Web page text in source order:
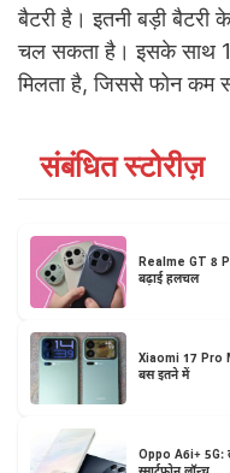
बैटरी है। इतनी बड़ी बैटरी
चल सकता है। इसके साथ
मिलता है, जिससे फोन कम
संबंधित स्टोरीज़
Realme GT 8
बढ़ाई हलचल
Xiaomi 17 Pro
बस इतने में
Oppo A6i+ 5G: